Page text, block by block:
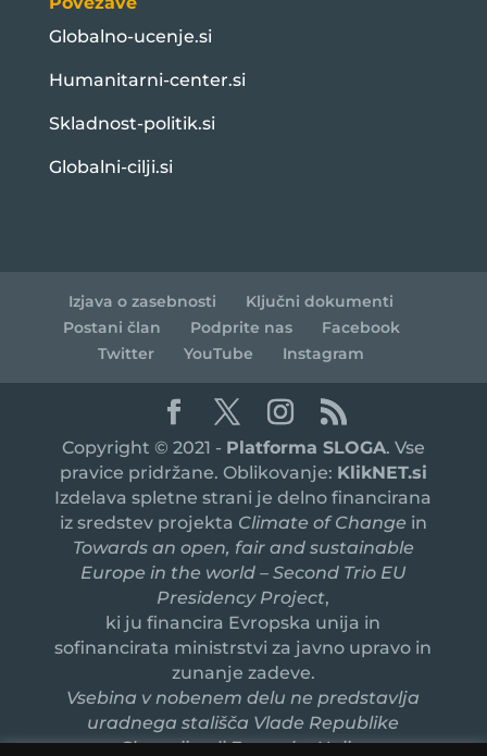
Globalno-ucenje.si
Humanitarni-center.si
Skladnost-politik.si
Globalni-cilji.si
Izjava o zasebnosti
Ključni dokumenti
Postani član
Podprite nas
Facebook
Twitter
YouTube Instagram
Copyright © 2021 - Platforma SLOGA. Vse
pravice pridržane. Oblikovanje: KlikNET.si
Izdelava spletne strani je delno financirana
iz sredstev projekta Climate of Change in
Towards an open, fair and sustainable
Europe in the world – Second Trio EU
Presidency Project,
ki ju financira Evropska unija in
sofinancirata ministrstvi za javno upravo in
zunanje zadeve.
Vsebina v nobenem delu ne predstavlja
uradnega stališča Vlade Republike
Slovenije ali Evropske Unije.